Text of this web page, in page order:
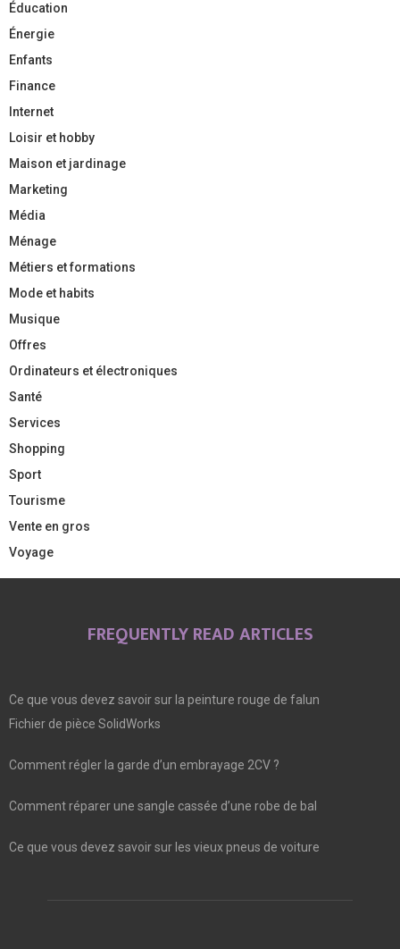
Éducation
Énergie
Enfants
Finance
Internet
Loisir et hobby
Maison et jardinage
Marketing
Média
Ménage
Métiers et formations
Mode et habits
Musique
Offres
Ordinateurs et électroniques
Santé
Services
Shopping
Sport
Tourisme
Vente en gros
Voyage
FREQUENTLY READ ARTICLES
Ce que vous devez savoir sur la peinture rouge de falun
Fichier de pièce SolidWorks
Comment régler la garde d’un embrayage 2CV ?
Comment réparer une sangle cassée d’une robe de bal
Ce que vous devez savoir sur les vieux pneus de voiture